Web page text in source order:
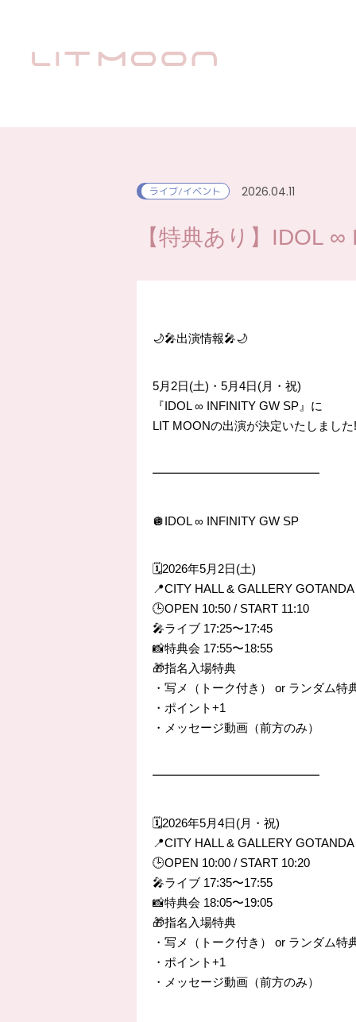
ライブ/イベント 2026.04.11
【特典あり】IDOL
🌙🎤出演情報🎤🌙
5月2日(土)・5月4日(月・祝)
『IDOL ∞ INFINITY GW SP』に
LIT MOONの出演が決定いたしました
━━━━━━━━━━━━━━
🪩IDOL ∞ INFINITY GW SP
🗓️2026年5月2日(土)
📍CITY HALL & GALLERY GOTANDA
🕒OPEN 10:50 / START 11:10
🎤ライブ 17:25〜17:45
📸特典会 17:55〜18:55
🎁指名入場特典
・写メ（トーク付き） or ランダム特
・ポイント+1
・メッセージ動画（前方のみ）
━━━━━━━━━━━━━━
🗓️2026年5月4日(月・祝)
📍CITY HALL & GALLERY GOTANDA
🕒OPEN 10:00 / START 10:20
🎤ライブ 17:35〜17:55
📸特典会 18:05〜19:05
🎁指名入場特典
・写メ（トーク付き） or ランダム特
・ポイント+1
・メッセージ動画（前方のみ）